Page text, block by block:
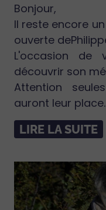
Bonjour,
Il reste encore
ouverte
L'occasion
découvrir son
Attention
auront leur
LIRE LA SUITE